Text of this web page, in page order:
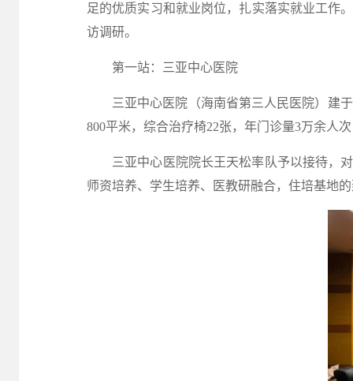
足的优质实习和就业岗位，扎实落实就业工作
访调研。
第一站：三亚中心医院
三亚中心医院（海南省第三人民医院）建于
800平米，综合治疗椅22张，年门诊量3万余人
三亚中心医院院长王天松率队予以接待，
师资培养、学生培养、医教研融合，住培基地